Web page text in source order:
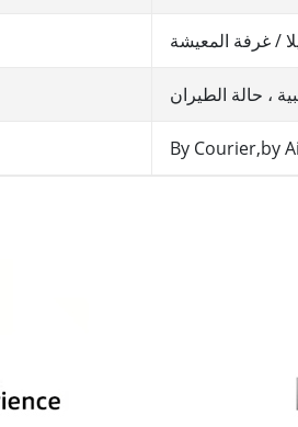
/ غرفة المعيشة
، حالة الطيران
By Courier,by